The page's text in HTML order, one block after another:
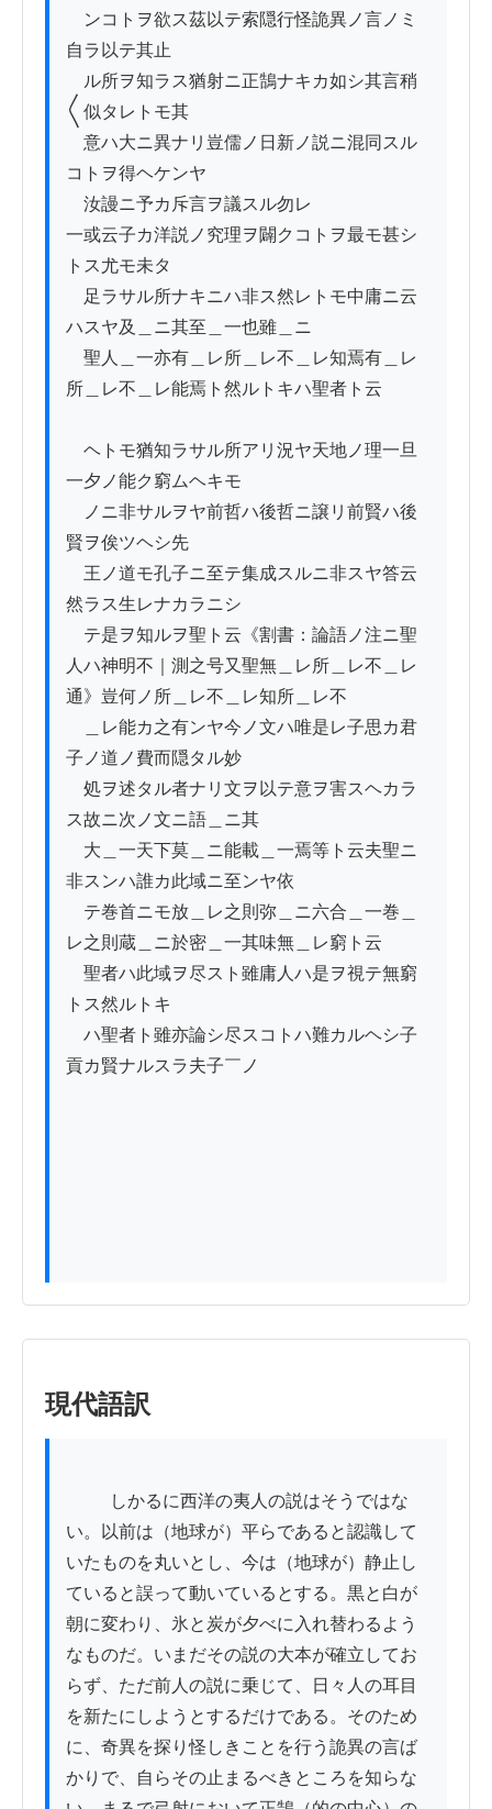
ンコトヲ欲ス茲以テ索隠行怪詭異ノ言ノミ
自ラ以テ其止
ル所ヲ知ラス猶射ニ正鵠ナキカ如シ其言稍
〱似タレトモ其
意ハ大ニ異ナリ豈儒ノ日新ノ説ニ混同スル
コトヲ得ヘケンヤ
汝謾ニ予カ斥言ヲ議スル勿レ
一或云子カ洋説ノ究理ヲ闢クコトヲ最モ甚シ
トス尤モ未タ
足ラサル所ナキニハ非ス然レトモ中庸ニ云
ハスヤ及＿ニ其至＿一也雖＿ニ
聖人＿一亦有＿レ所＿レ不＿レ知焉有＿レ
所＿レ不＿レ能焉ト然ルトキハ聖者ト云
ヘトモ猶知ラサル所アリ況ヤ天地ノ理一旦
一夕ノ能ク窮ムヘキモ
ノニ非サルヲヤ前哲ハ後哲ニ譲リ前賢ハ後
賢ヲ俟ツヘシ先
王ノ道モ孔子ニ至テ集成スルニ非スヤ答云
然ラス生レナカラニシ
テ是ヲ知ルヲ聖ト云《割書：論語ノ注ニ聖
人ハ神明不｜測之号又聖無＿レ所＿レ不＿レ
通》豈何ノ所＿レ不＿レ知所＿レ不
＿レ能カ之有ンヤ今ノ文ハ唯是レ子思カ君
子ノ道ノ費而隠タル妙
処ヲ述タル者ナリ文ヲ以テ意ヲ害スヘカラ
ス故ニ次ノ文ニ語＿ニ其
大＿一天下莫＿ニ能載＿一焉等ト云夫聖ニ
非スンハ誰カ此域ニ至ンヤ依
テ巻首ニモ放＿レ之則弥＿ニ六合＿一巻＿
レ之則蔵＿ニ於密＿一其味無＿レ窮ト云
聖者ハ此域ヲ尽スト雖庸人ハ是ヲ視テ無窮
トス然ルトキ
ハ聖者ト雖亦論シ尽スコトハ難カルヘシ子
貢カ賢ナルスラ夫子￣ノ
現代語訳
い。以前は（地球が）平らであると認識して
いたものを丸いとし、今は（地球が）静止し
ていると誤って動いているとする。黒と白が
朝に変わり、氷と炭が夕べに入れ替わるよう
なものだ。いまだその説の大本が確立してお
らず、ただ前人の説に乗じて、日々人の耳目
を新たにしようとするだけである。そのため
に、奇異を探り怪しきことを行う詭異の言ば
かりで、自らその止まるべきところを知らな